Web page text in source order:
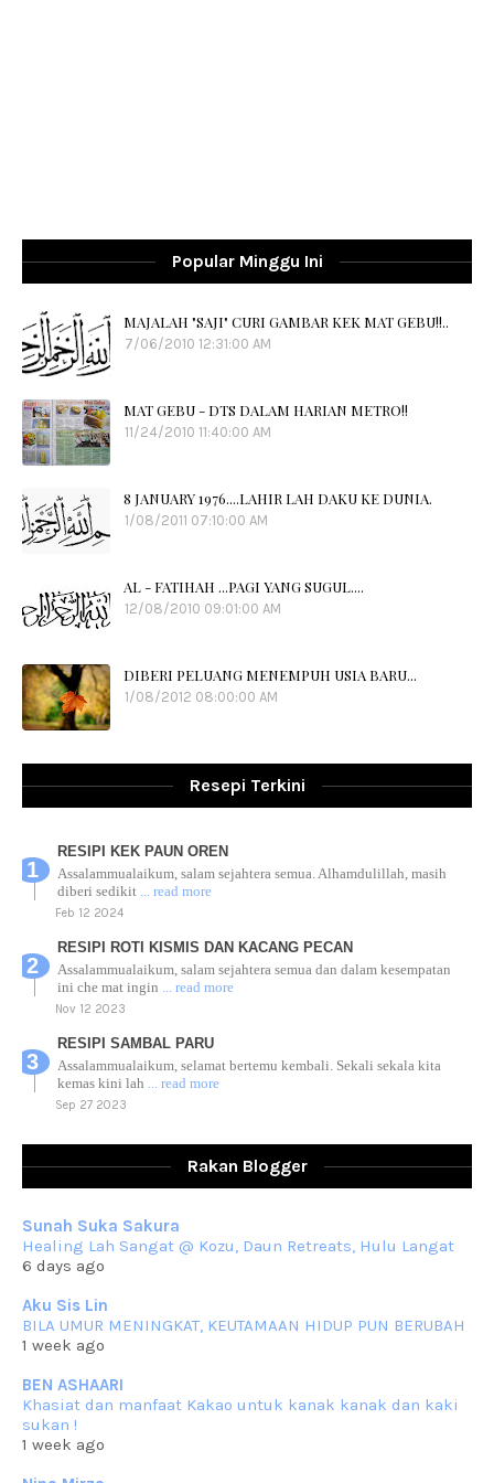
Popular Minggu Ini
MAJALAH "SAJI" CURI GAMBAR KEK MAT GEBU!!..
7/06/2010 12:31:00 AM
MAT GEBU - DTS DALAM HARIAN METRO!!
11/24/2010 11:40:00 AM
8 JANUARY 1976....LAHIR LAH DAKU KE DUNIA.
1/08/2011 07:10:00 AM
AL - FATIHAH ...PAGI YANG SUGUL....
12/08/2010 09:01:00 AM
DIBERI PELUANG MENEMPUH USIA BARU...
1/08/2012 08:00:00 AM
Resepi Terkini
RESIPI KEK PAUN OREN
Assalammualaikum, salam sejahtera semua. Alhamdulillah, masih
diberi sedikit ... read more
Feb 12 2024
RESIPI ROTI KISMIS DAN KACANG PECAN
Assalammualaikum, salam sejahtera semua dan dalam kesempatan
ini che mat ingin ... read more
Nov 12 2023
RESIPI SAMBAL PARU
Assalammualaikum, selamat bertemu kembali. Sekali sekala kita
kemas kini lah ... read more
Sep 27 2023
Assalammualaikum, salam sejahtera dan salam rindu untuk semua.
RESIPI KUIH KASWI KELEDEK UNGU
Assalammualaikum, salam semua. Masih belum terlambat untuk che
mat ucapkan
Jun 30 2023
RESIPI KURMA AYAM MERAH
Assalammualaikum, salam semua. Hari ni 4 Zulhijjah 1444 Hijrah,
Jun 23 2023
RESIPI SAMBAL PARU
Assalammualaikum, salam sejahtera semua. Lama betul che mat tak
Rakan Blogger
Sunah Suka Sakura
Healing Lah Sangat @ Kozu, Daun Retreats, Hulu Langat
6 days ago
Aku Sis Lin
BILA UMUR MENINGKAT, KEUTAMAAN HIDUP PUN BERUBAH
1 week ago
BEN ASHAARI
Khasiat dan manfaat Kakao untuk kanak kanak dan kaki
sukan !
1 week ago